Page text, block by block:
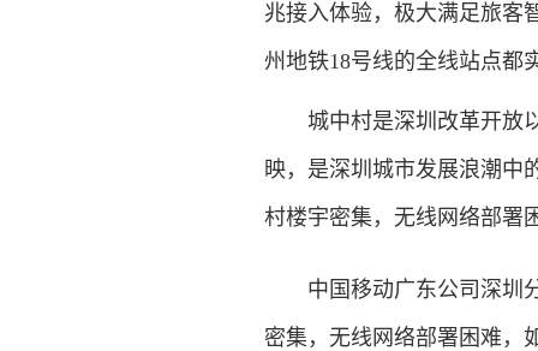
兆接入体验，极大满足旅客
州地铁18号线的全线站点都
城中村是深圳改革开放以
映，是深圳城市发展浪潮中
村楼宇密集，无线网络部署
中国移动广东公司深圳分
密集，无线网络部署困难，